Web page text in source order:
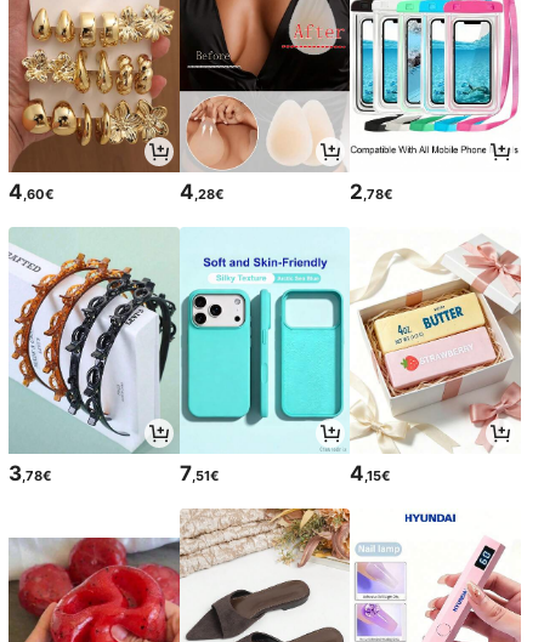
4,60€ 4,28€ 2,78€
3,78€ 7,51€ 4,15€